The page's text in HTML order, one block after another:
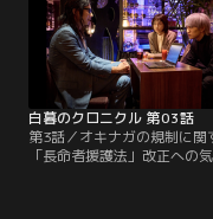
異動させられることに。上司
園（光石研）に連れられ、あ
向かった先は、私設図書館「
文庫」。
白暮のクロニクル 第03話
第3話／オキナガの規制に関
「長命者援護法」改正への